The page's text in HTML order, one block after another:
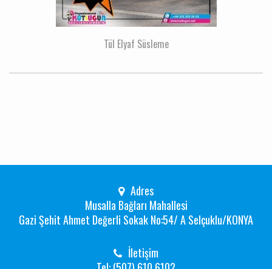
Tül Elyaf Süsleme
Adres
Musalla Bağları Mahallesi
Gazi Şehit Ahmet Değerli Sokak No:54/ A Selçuklu/KONYA
İletişim